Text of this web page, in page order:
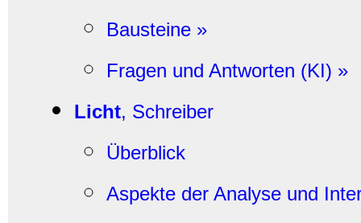
Bausteine »
Fragen und Antworten (KI) »
Licht, Schreiber
Überblick
Aspekte der Analyse und